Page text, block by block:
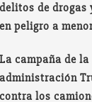
delitos de drogas
en peligro a
La campaña de la
administración
contra los